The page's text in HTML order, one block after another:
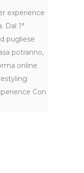
experience
Dal 1°
pugliese
potranno,
online
Con